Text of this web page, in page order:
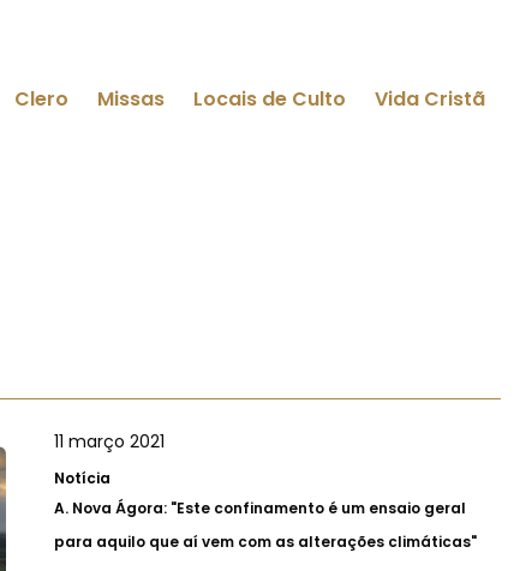
Clero Missas Locais de Culto Vida Cristã
11 março 2021
Notícia
A. Nova Ágora: "Este confinamento é um ensaio geral
para aquilo que aí vem com as alterações climáticas"